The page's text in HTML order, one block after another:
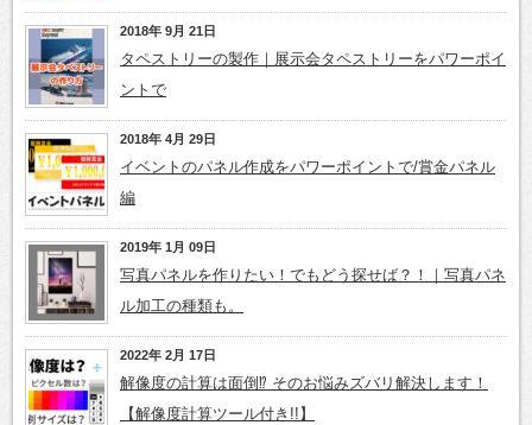
2018年 9月 21日
タペストリーの製作｜展示会タペストリーをパワーポイ
ントで
2018年 4月 29日
イベントのパネル作成をパワーポイントで/賞金パネル
編
2019年 1月 09日
写真パネルを作りたい！でもどう探せば？！｜写真パネ
ル加工の種類も。
2022年 2月 17日
解像度の計算は面倒⁉ そのお悩みズバリ解決します！
【解像度計算ツール付き!!】